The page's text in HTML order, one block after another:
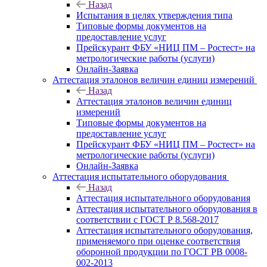
Назад
Испытания в целях утверждения типа
Типовые формы документов на
предоставление услуг
Прейскурант ФБУ «НИЦ ПМ – Ростест» на
метрологические работы (услуги)
Онлайн-Заявка
Аттестация эталонов величин единиц измерений
Назад
Аттестация эталонов величин единиц
измерений
Типовые формы документов на
предоставление услуг
Прейскурант ФБУ «НИЦ ПМ – Ростест» на
метрологические работы (услуги)
Онлайн-Заявка
Аттестация испытательного оборудования
Назад
Аттестация испытательного оборудования
Аттестация испытательного оборудования в
соответствии с ГОСТ Р 8.568-2017
Аттестация испытательного оборудования,
применяемого при оценке соответствия
оборонной продукции по ГОСТ РВ 0008-
002-2013